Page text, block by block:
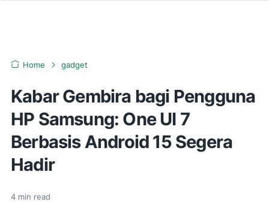
Home gadget
Kabar Gembira bagi Pengguna
HP Samsung: One UI 7
Berbasis Android 15 Segera
Hadir
4 min read